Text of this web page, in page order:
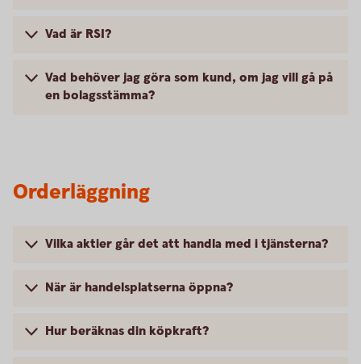
Vad är RSI?
Vad behöver jag göra som kund, om jag vill gå på
en bolagsstämma?
Orderläggning
Vilka aktier går det att handla med i tjänsterna?
När är handelsplatserna öppna?
Hur beräknas din köpkraft?